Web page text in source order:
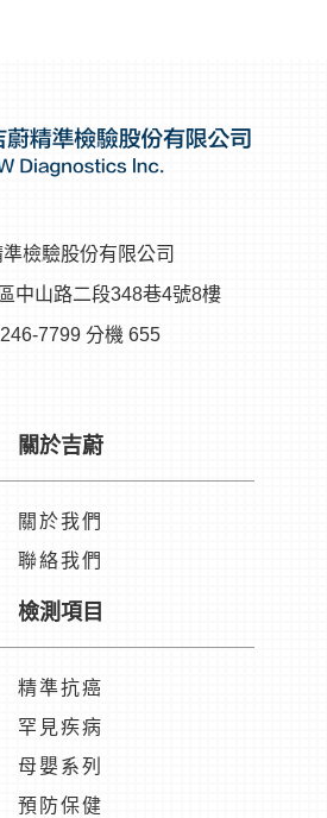
檢驗股份有限公司
中山路二段348巷4號8樓
7799 分機 655
關於吉蔚
關於我們
聯絡我們
檢測項目
精準抗癌
罕見疾病
母嬰系列
預防保健